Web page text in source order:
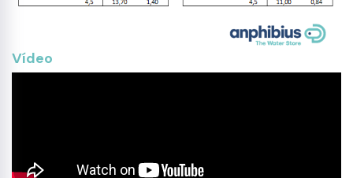
Vídeo